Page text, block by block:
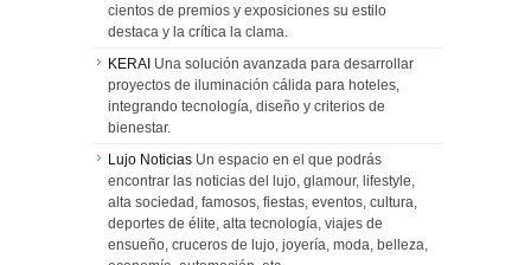
cientos de premios y exposiciones su estilo
destaca y la crítica la clama.
KERAI Una solución avanzada para desarrollar
proyectos de iluminación cálida para hoteles,
integrando tecnología, diseño y criterios de
bienestar.
Lujo Noticias Un espacio en el que podrás
encontrar las noticias del lujo, glamour, lifestyle,
alta sociedad, famosos, fiestas, eventos, cultura,
deportes de élite, alta tecnología, viajes de
ensueño, cruceros de lujo, joyería, moda, belleza,